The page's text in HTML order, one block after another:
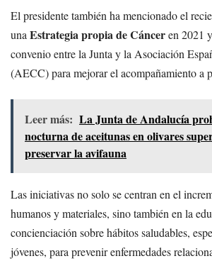
El presidente también ha mencionado el
una Estrategia propia de Cánceren 2021
convenio entre la Junta y la Asociación
(AECC) para mejorar el acompañamiento a
Leer más: La Junta de Andalucía
nocturna de aceitunas en olivares
preservar la avifauna
Las iniciativas no solo se centran en el
humanos y materiales, sino también en la
concienciación sobre hábitos saludables,
jóvenes, para prevenir enfermedades